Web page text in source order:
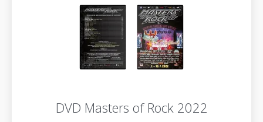
DVD Masters of Rock 2022